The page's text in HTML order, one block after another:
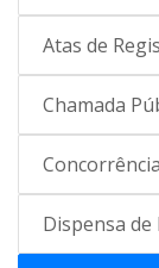
Atas de
Chamada
Dispensa de